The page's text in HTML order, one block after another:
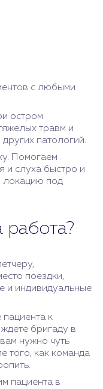
с любыми
остром
травм и
патологий.
Помогаем
и слуха быстро и
локацию под
поездки,
и индивидуальные
к
бригаду в
нужно чуть
того, как команда
пациента в